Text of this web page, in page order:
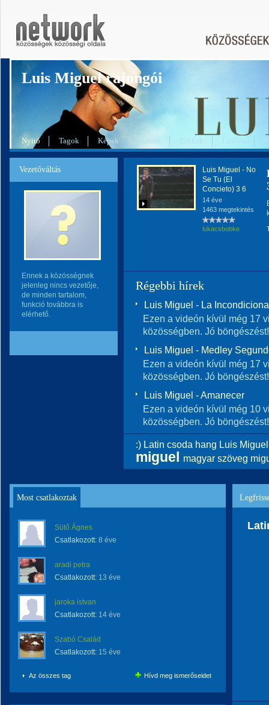
Luis Miguel rajongói
Nyitó Tagok Képek
Vezetőváltás
Ennek a közösségnek
jelenleg nincs vezetője,
de minden tartalom,
funkció továbbra is
elérhető.
Luis Miguel - No
Se Tu (El
Concieto) 3 6
14 éve
1463 megtekintés
lukacsbobke
Régebbi hírek
Luis Miguel - La
Ezen a videón kívül még 17
közösségben. Jó böngészést!
Luis Miguel - Medley
Ezen a videón kívül még 17
közösségben. Jó böngészést!
Luis Miguel - Amanecer
Ezen a videón kívül még 10
közösségben. Jó böngészést!
:) Latin csoda hang Luis Miguel
miguel magyar szöveg
Most csatlakoztak
Sütő Ágnes
Csatlakozott: 8 éve
aradi petra
Csatlakozott: 13 éve
jaroka istvan
Csatlakozott: 14 éve
Szabó Család
Csatlakozott: 15 éve
Az összes tag Hívd meg ismerőseidet